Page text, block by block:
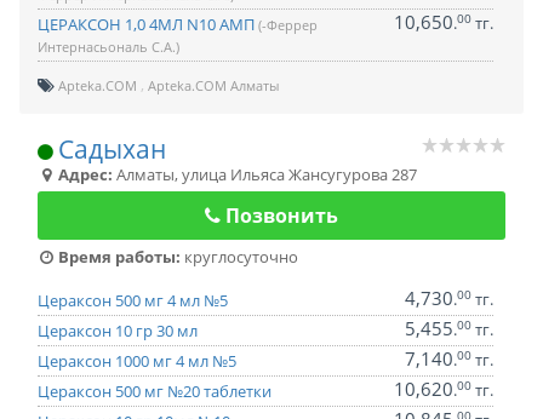
ЦЕРАКСОН 1,0 4МЛ N10 АМП (-Феррер
Интернасьональ С.А.)
10,650.00 тг.
Apteka.COM Apteka.COM Алматы
Садыхан
Адрес: Алматы,улица Ильяса Жансугурова 287
Позвонить
Время работы: круглосуточно
Цераксон 500 мг 4 мл №5
4,730.00 тг.
Цераксон 10 гр 30 мл
5,455.00 тг.
Цераксон 1000 мг 4 мл №5
7,140.00 тг.
Цераксон 500 мг №20 таблетки
10,620.00 тг.